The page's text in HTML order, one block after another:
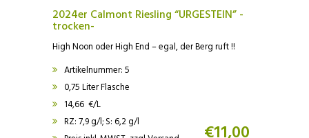
2024er Calmont Riesling “URGESTEIN” -
trocken-
High Noon oder High End – egal, der Berg ruft !!
Artikelnummer: 5
0,75 Liter Flasche
14,66 €/L
RZ: 7,9 g/l; S: 6,2 g/l